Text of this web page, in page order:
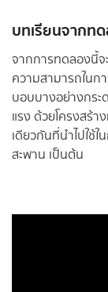
บทเรียนจากท
จากการทดลองนี้จ
ความสามารถในก
บอบบางอย่างกร
แรง ด้วยโครงสร้า
เดียวกันที่นำไปใช้
สะพาน เป็นต้น